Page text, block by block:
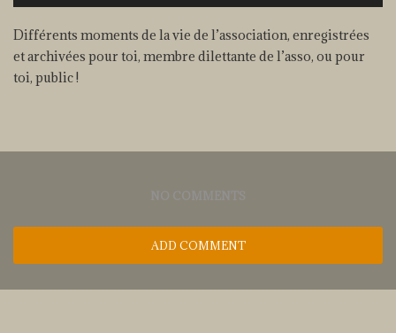
Différents moments de la vie de l’association, enregistrées
et archivées pour toi, membre dilettante de l’asso, ou pour
toi, public !
NO COMMENTS
ADD COMMENT